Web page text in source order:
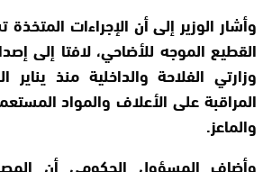
وأشار الوزير إلى أن الإجراءات
القطيع الموجه للأضاحي، لافتا إلى
وزارتي الفلاحة والداخلية منذ
المراقبة على الأعلاف والمواد
والماعز.
وأضاف المسؤول الحكومي أن